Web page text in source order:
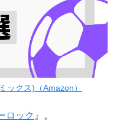
クス)（Amazon）
ロック 』。